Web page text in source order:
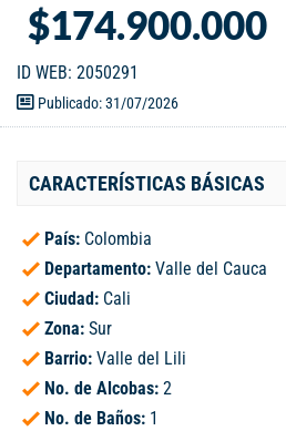
$174.900.000
ID WEB: 2050291
Publicado: 31/07/2026
CARACTERÍSTICAS BÁSICAS
País: Colombia
Departamento: Valle del Cauca
Ciudad: Cali
Zona: Sur
Barrio: Valle del Lili
No. de Alcobas: 2
No. de Baños: 1